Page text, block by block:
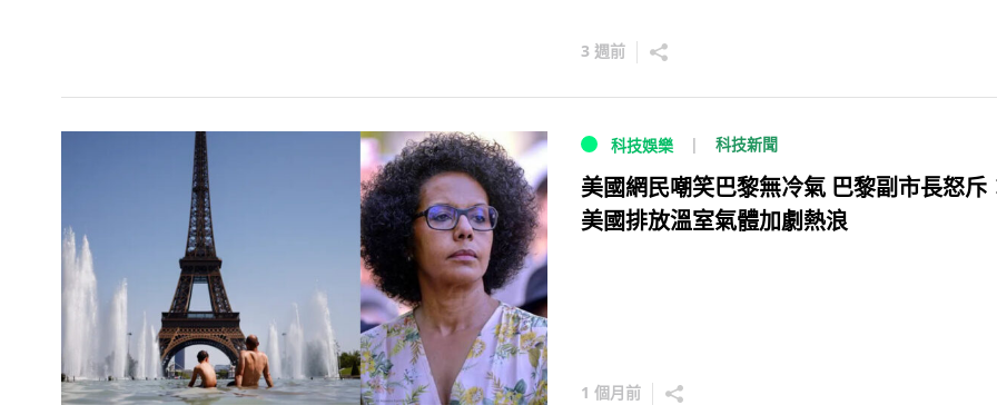
3 週前
科技娛樂 科技新聞
美國網民嘲笑巴黎無冷氣 巴黎副市長怒斥
美國排放溫室氣體加劇熱浪
1 個月前